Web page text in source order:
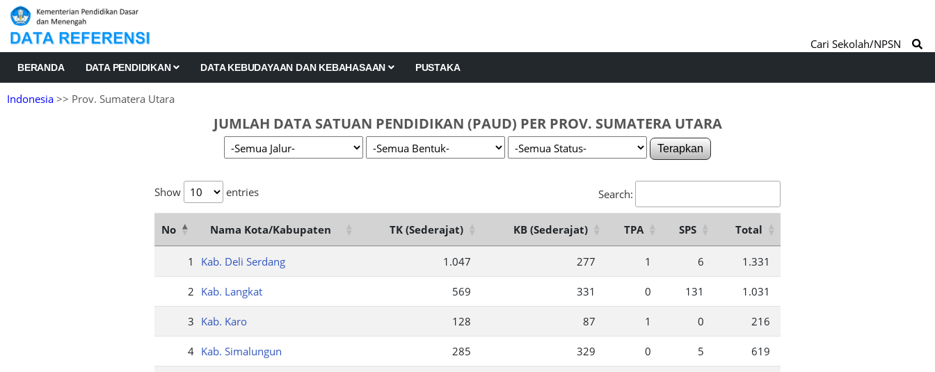
BERANDA DATA PENDIDIKAN DATA KEBUDAYAAN DAN KEBAHASAAN PUSTAKA
Cari Sekolah/NPSN
Indonesia >> Prov. Sumatera Utara
JUMLAH DATA SATUAN PENDIDIKAN (PAUD) PER PROV. SUMATERA UTARA
Terapkan
Show entries Search:
No Nama Kota/Kabupaten TK (Sederajat) KB (Sederajat) TPA SPS Total
1 Kab. Deli Serdang 1.047 277 1 6 1.331
2 Kab. Langkat 569 331 0 131 1.031
3 Kab. Karo 128 87 1 0 216
4 Kab. Simalungun 285 329 0 5 619